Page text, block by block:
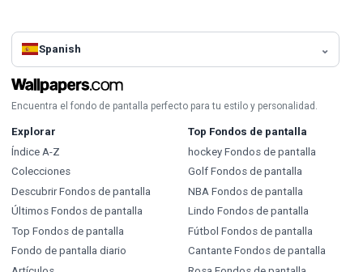
Spanish
Encuentra el fondo de pantalla perfecto para tu estilo y personalidad.
Explorar
Índice A-Z
Colecciones
Descubrir Fondos de pantalla
Últimos Fondos de pantalla
Top Fondos de pantalla
Fondo de pantalla diario
Top Fondos de pantalla
hockey Fondos de pantalla
Golf Fondos de pantalla
NBA Fondos de pantalla
Lindo Fondos de pantalla
Fútbol Fondos de pantalla
Cantante Fondos de pantalla